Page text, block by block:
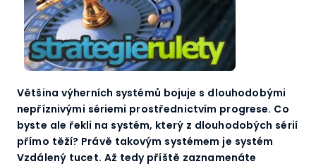
Většina výherních systémů bojuje s dlouhodobými
nepříznivými sériemi prostřednictvím progrese. Co
byste ale řekli na systém, který z dlouhodobých sérií
přímo těží? Právě takovým systémem je systém
Vzdálený tucet. Až tedy příště zaznamenáte